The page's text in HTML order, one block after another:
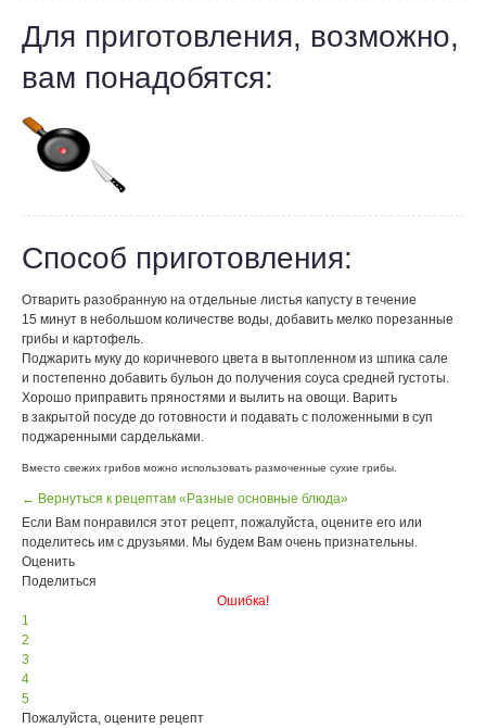
Для приготовления, возможно,
вам понадобятся:
Способ приготовления:
Отварить разобранную на отдельные листья капусту в течение
15 минут в небольшом количестве воды, добавить мелко порезанные
грибы и картофель.
Поджарить муку до коричневого цвета в вытопленном из шпика сале
и постепенно добавить бульон до получения соуса средней густоты.
Хорошо приправить пряностями и вылить на овощи. Варить
в закрытой посуде до готовности и подавать с положенными в суп
поджаренными сардельками.
Вместо свежих грибов можно использовать размоченные сухие грибы.
← Вернуться к рецептам «Разные основные блюда»
Если Вам понравился этот рецепт, пожалуйста, оцените его или
поделитесь им с друзьями. Мы будем Вам очень признательны.
Оценить
Поделиться
Ошибка!
1
2
3
4
5
Пожалуйста, оцените рецепт